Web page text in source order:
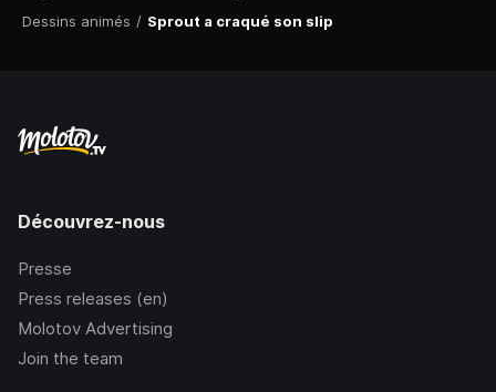
Dessins animés / Sprout a craqué son slip
Découvrez-nous
Presse
Press releases (en)
Molotov Advertising
Join the team